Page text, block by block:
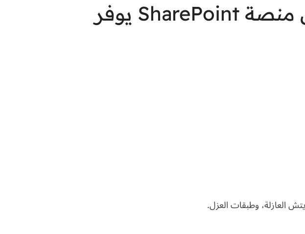
تنفيذ نظام لإدارة المستندات قائم على منصة SharePoint يوفر
العازلة، وطبقات العزل.